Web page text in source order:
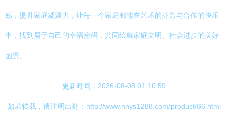
感，提升家庭凝聚力，让每一个家庭都能在艺术的芬芳与合作的快乐
中，找到属于自己的幸福密码，共同绘就家庭文明、社会进步的美好
图景。
更新时间：2026-08-08 01:10:59
如若转载，请注明出处：http://www.hnys1288.com/product/66.html